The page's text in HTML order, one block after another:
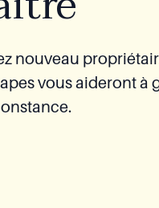
détente
nouveau
vous aideront à